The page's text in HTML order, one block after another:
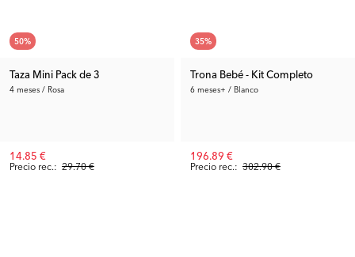
50%
Taza Mini Pack de 3
4 meses / Rosa
Precio rec.: 29.70 €
14.85 €
35%
Trona Bebé - Kit Completo
6 meses+ / Blanco
Precio rec.: 302.90 €
196.89 €